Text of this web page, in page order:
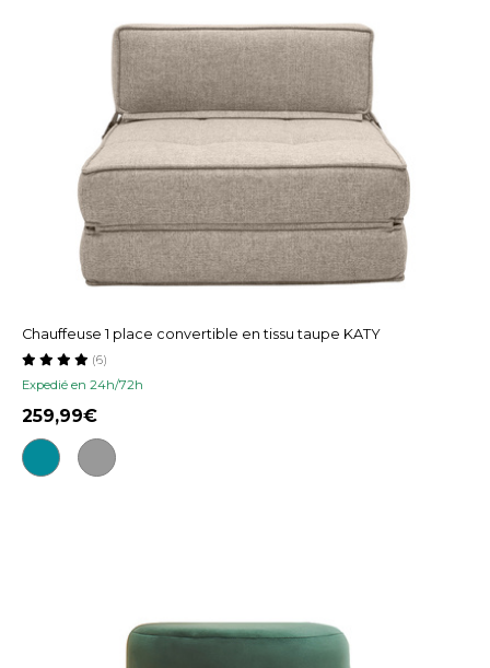
Chauffeuse 1 place convertible en tissu taupe KATY
Expedié en 24h/72h
(6)
259,99